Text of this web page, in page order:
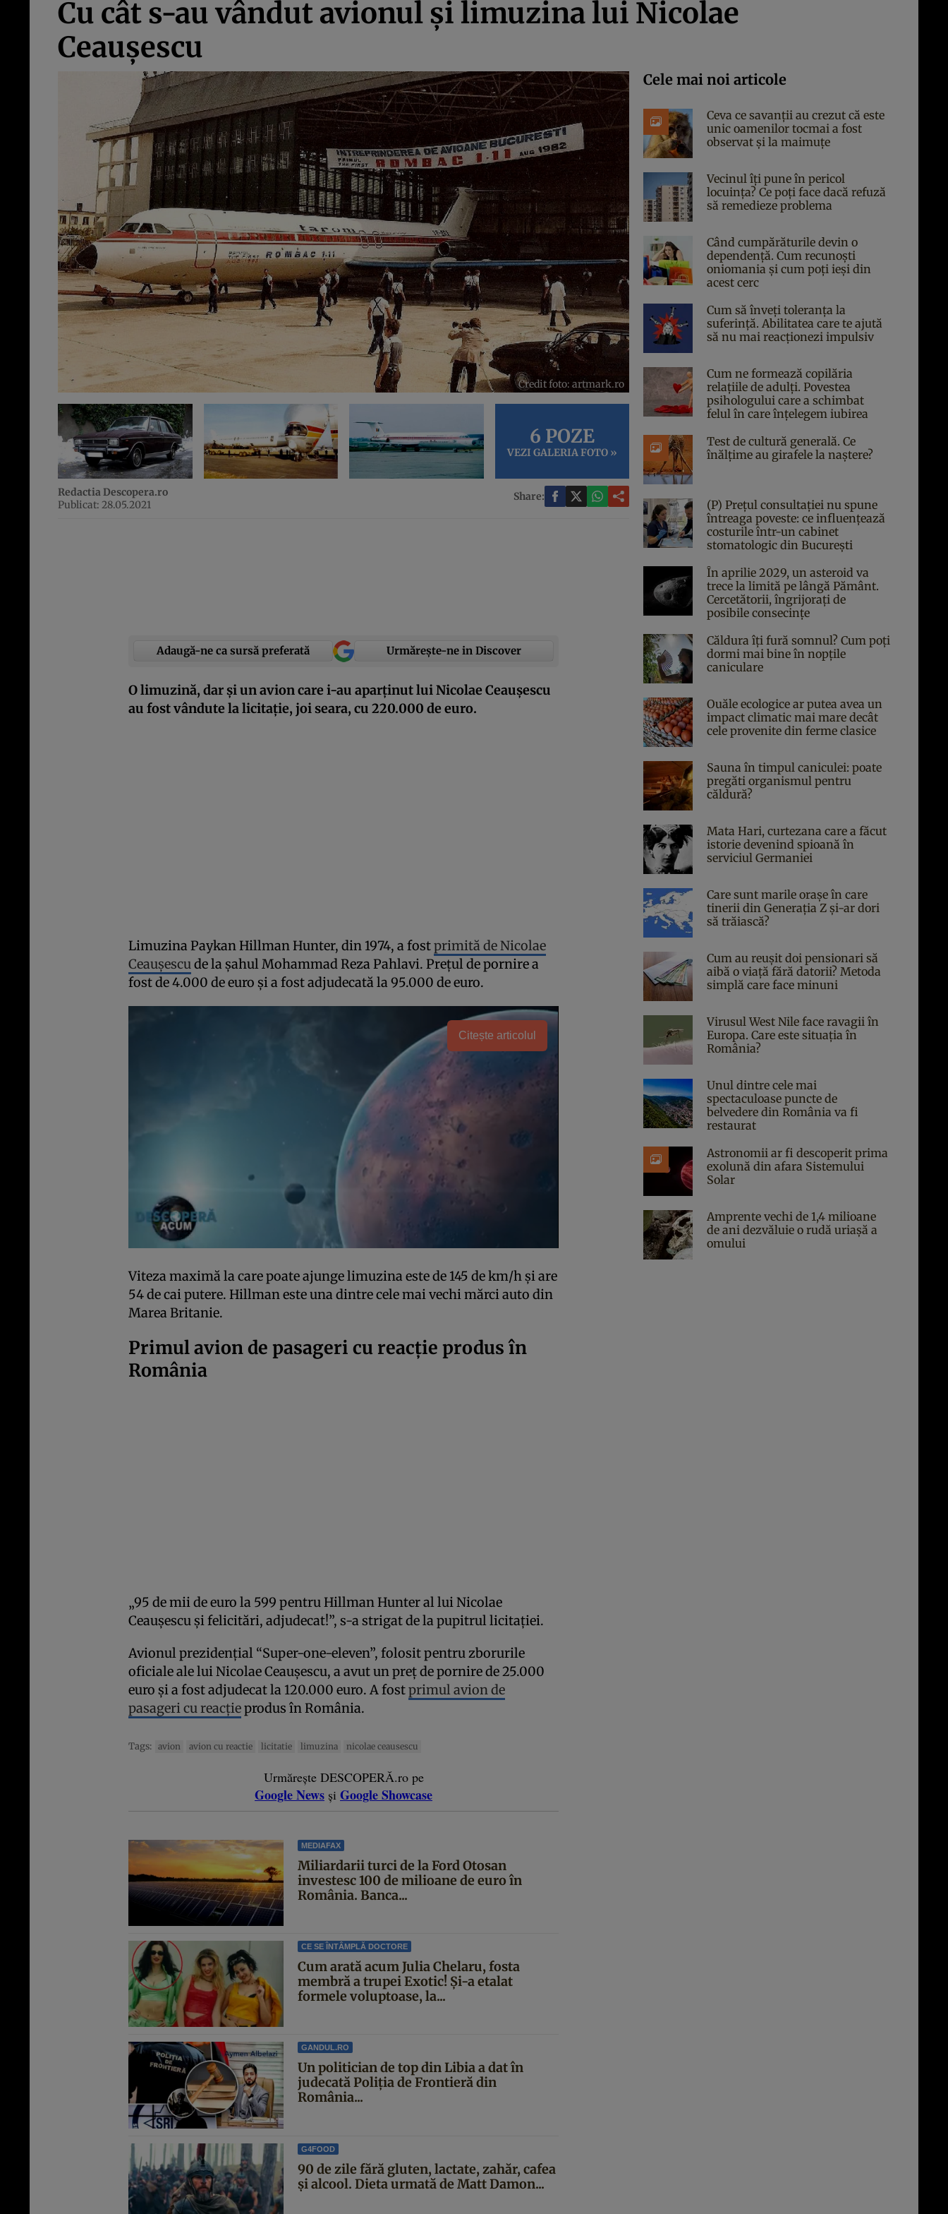
Cu cât s-au vândut avionul şi limuzina lui Nicolae
Ceauşescu
Credit foto: artmark.ro
6 POZE
VEZI GALERIA FOTO »
Redactia Descopera.ro
Publicat: 28.05.2021
Share:
Adaugă-ne ca sursă preferată Urmărește-ne in Discover
O limuzină, dar şi un avion care i-au aparţinut lui Nicolae Ceauşescu
au fost vândute la licitație, joi seara, cu 220.000 de euro.
Limuzina Paykan Hillman Hunter, din 1974, a fostprimită de Nicolae
Ceauşescude la şahul Mohammad Reza Pahlavi. Preţul de pornire a
fost de 4.000 de euro şi a fost adjudecată la 95.000 de euro.
Citește articolul
Viteza maximă la care poate ajunge limuzina este de 145 de km/h şi are
54 de cai putere. Hillman este una dintre cele mai vechi mărci auto din
Marea Britanie.
Primul avion de pasageri cu reacţie produs în
România
„95 de mii de euro la 599 pentru Hillman Hunter al lui Nicolae
Ceauşescu şi felicitări, adjudecat!”, s-a strigat de la pupitrul licitaţiei.
Avionul prezidenţial “Super-one-eleven”, folosit pentru zborurile
oficiale ale lui Nicolae Ceauşescu, a avut un preţ de pornire de 25.000
euro şi a fost adjudecat la 120.000 euro. A fostprimul avion de
pasageri cu reacţieprodus în România.
Tags: avion avion cu reactie licitatie limuzina nicolae ceausescu
Urmărește DESCOPERĂ.ro pe
Google News și Google Showcase
MEDIAFAX
Miliardarii turci de la Ford Otosan
investesc 100 de milioane de euro în
România. Banca...
CE SE ÎNTÂMPLĂ DOCTORE
Cum arată acum Julia Chelaru, fosta
membră a trupei Exotic! Și-a etalat
formele voluptoase, la...
GANDUL.RO
Un politician de top din Libia a dat în
judecată Poliția de Frontieră din
România...
G4FOOD
90 de zile fără gluten, lactate, zahăr, cafea
și alcool. Dieta urmată de Matt Damon...
Cele mai noi articole
Ceva ce savanții au crezut că este
unic oamenilor tocmai a fost
observat și la maimuțe
Vecinul îți pune în pericol
locuința? Ce poți face dacă refuză
să remedieze problema
Când cumpărăturile devin o
dependență. Cum recunoști
oniomania și cum poți ieși din
acest cerc
Cum să înveți toleranța la
suferință. Abilitatea care te ajută
să nu mai reacționezi impulsiv
Cum ne formează copilăria
relațiile de adulți. Povestea
psihologului care a schimbat
felul în care înțelegem iubirea
Test de cultură generală. Ce
înălțime au girafele la naștere?
(P) Prețul consultației nu spune
întreaga poveste: ce influențează
costurile într-un cabinet
stomatologic din București
În aprilie 2029, un asteroid va
trece la limită pe lângă Pământ.
Cercetătorii, îngrijorați de
posibile consecințe
Căldura îți fură somnul? Cum poți
dormi mai bine în nopțile
caniculare
Ouăle ecologice ar putea avea un
impact climatic mai mare decât
cele provenite din ferme clasice
Sauna în timpul caniculei: poate
pregăti organismul pentru
căldură?
Mata Hari, curtezana care a făcut
istorie devenind spioană în
serviciul Germaniei
Care sunt marile orașe în care
tinerii din Generația Z și-ar dori
să trăiască?
Cum au reușit doi pensionari să
aibă o viață fără datorii? Metoda
simplă care face minuni
Virusul West Nile face ravagii în
Europa. Care este situația în
România?
Unul dintre cele mai
spectaculoase puncte de
belvedere din România va fi
restaurat
Astronomii ar fi descoperit prima
exolună din afara Sistemului
Solar
Amprente vechi de 1,4 milioane
de ani dezvăluie o rudă uriașă a
omului